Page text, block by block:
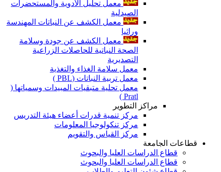
معمل تحليل الأدوية والمستحضرات
الصيدلية
معمل الكشف عن النباتات المهندسة
وراثيا
معمل الكشف عن جودة وسلامة
الصحة النباتية للحاصلات الزراعية
التصديرية
معمل سلامة الغذاء والتغذية
معمل تربية النباتات (PBL )
معمل تحلية متبقيات المبيدات وسمياتها (
Pratl )
مراكز التطوير
مركز تنمية قدرات أعضاء هيئة التدريس
مركز تنكولوجيا المعلومات
مركز القياس والتقويم
قطاعات الجامعة
قطاع الدراسات العليا والبحوث
قطاع الدراسات العليا والبحوث